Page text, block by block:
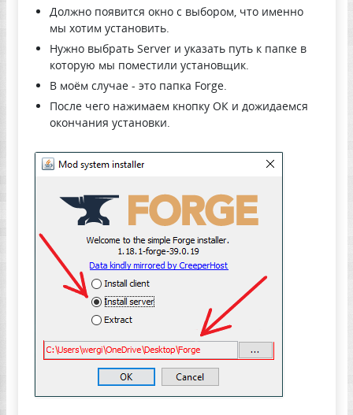
Должно появится окно с выбором, что именно
мы хотим установить.
Нужно выбрать Server и указать путь к папке в
которую мы поместили установщик.
В моём случае - это папка Forge.
После чего нажимаем кнопку ОК и дожидаемся
окончания установки.